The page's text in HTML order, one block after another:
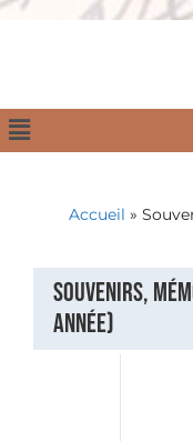
Accueil »
Souvenirs,
année)